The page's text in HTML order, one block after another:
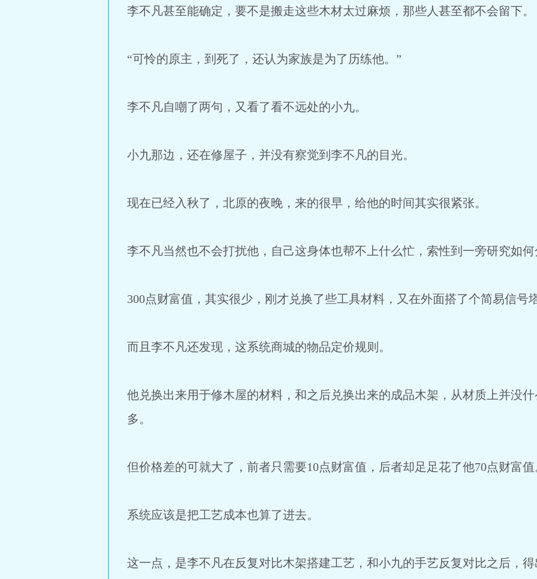
李不凡甚至能确定，要不是搬走这些木材太过麻烦，那些人甚至都不会留下。
“可怜的原主，到死了，还认为家族是为了历练他。”
李不凡自嘲了两句，又看了看不远处的小九。
小九那边，还在修屋子，并没有察觉到李不凡的目光。
现在已经入秋了，北原的夜晚，来的很早，给他的时间其实很紧张。
李不凡当然也不会打扰他，自己这身体也帮不上什么忙，索性到一旁研究如
300点财富值，其实很少，刚才兑换了些工具材料，又在外面搭了个简易信号
而且李不凡还发现，这系统商城的物品定价规则。
他兑换出来用于修木屋的材料，和之后兑换出来的成品木架，从材质上并没
多。
但价格差的可就大了，前者只需要10点财富值，后者却足足花了他70点财富
系统应该是把工艺成本也算了进去。
这一点，是李不凡在反复对比木架搭建工艺，和小九的手艺反复对比之后，